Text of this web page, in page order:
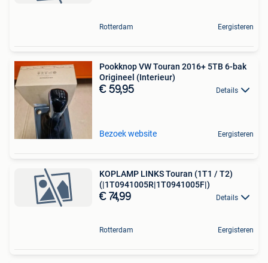
Rotterdam Eergisteren
Pookknop VW Touran 2016+ 5TB 6-bak
Origineel (Interieur)
€ 59,95 Details
Bezoek website Eergisteren
KOPLAMP LINKS Touran (1T1 / T2)
(|1T0941005R|1T0941005F|)
€ 74,99 Details
Rotterdam Eergisteren